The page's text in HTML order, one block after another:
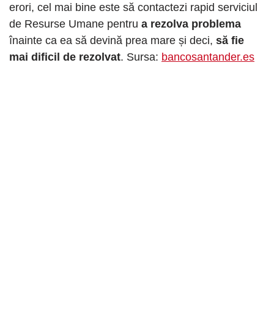
erori, cel mai bine este să contactezi rapid serviciul
de Resurse Umane pentru a rezolva problema
înainte ca ea să devină prea mare și deci, să fie
mai dificil de rezolvat. Sursa: bancosantander.es